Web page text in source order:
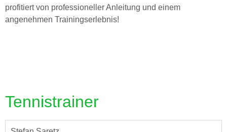
profitiert von professioneller Anleitung und einem
angenehmen Trainingserlebnis!
Tennistrainer